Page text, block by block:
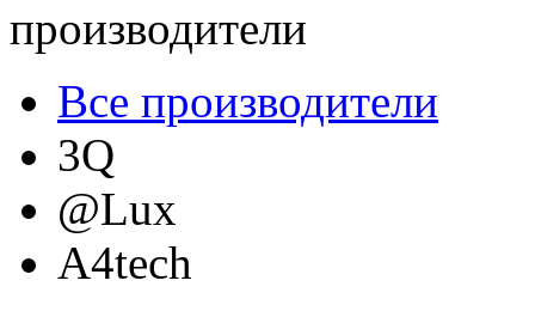
производители
Все производители
3Q
@Lux
A4tech